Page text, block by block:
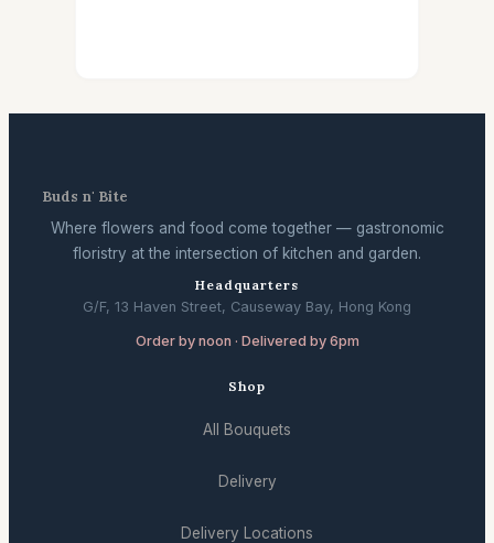
Buds n' Bite
Where flowers and food come together — gastronomic
floristry at the intersection of kitchen and garden.
Headquarters
G/F, 13 Haven Street, Causeway Bay, Hong Kong
Order by noon · Delivered by 6pm
Shop
All Bouquets
Delivery
Delivery Locations